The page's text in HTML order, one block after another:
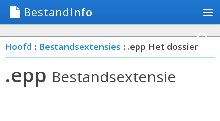
BestandInfo
Hoofd : Bestandsextensies : .epp Het dossier
.epp Bestandsextensie